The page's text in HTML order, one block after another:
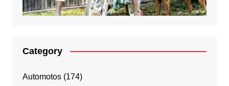
Category
Automotos(174)